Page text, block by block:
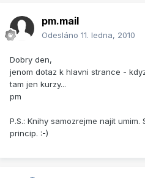
pm.mail
Odesláno 11. ledna, 2010
Dobry den,
jenom dotaz k hlavni strance -
tam jen kurzy...
pm
P.S.: Knihy samozrejme najit
princip. :-)